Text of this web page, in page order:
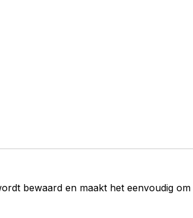
bewaard en maakt het eenvoudig